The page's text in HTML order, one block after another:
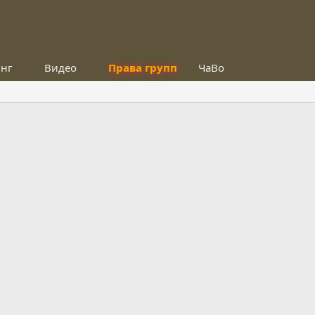
Видео Права групп ЧаВо